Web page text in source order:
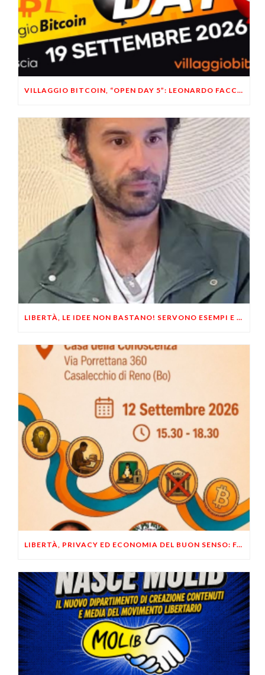
VILLAGGIO BITCOIN, “OPEN DAY 5”: LEONARDO FACCO OSPITE A BRESCIA
LIBERTÀ, LE IDEE NON BASTANO! SERVONO ESEMPI E UN PO’ DI COERENZA
LIBERTÀ, PRIVACY ED ECONOMIA DEL BUON SENSO: FACCO E MUSUMECI A CASALECCHIO DI RENO (BO)